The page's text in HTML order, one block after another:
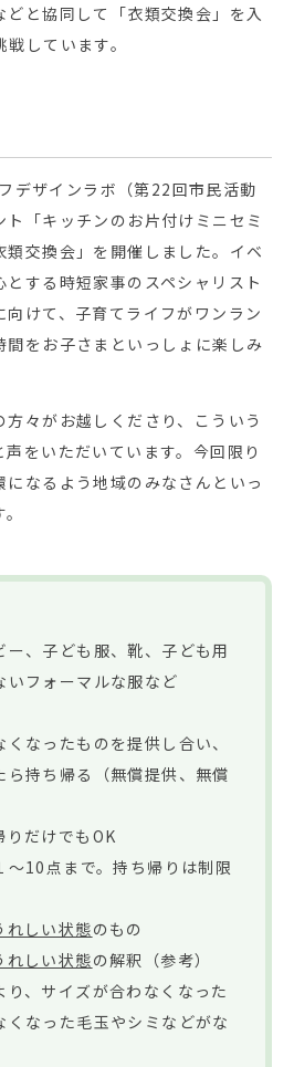
と協同して「衣類交換会」を入
しています。
デザインラボ（第22回市民活動
「キッチンのお片付けミニセミ
交換会」を開催しました。イベ
する時短家事のスペシャリスト
けて、子育てライフがワンラン
間をお子さまといっしょに楽しみ
々がお越しくださり、こういう
をいただいています。今回限り
なるよう地域のみなさんといっ
ー、子ども服、靴、子ども用
いフォーマルな服など
くなったものを提供し合い、
ら持ち帰る（無償提供、無償
りだけでもOK
～10点まで。持ち帰りは制限
れしい状態のもの
れしい状態の解釈（参考）
り、サイズが合わなくなった
くなった毛玉やシミなどがな